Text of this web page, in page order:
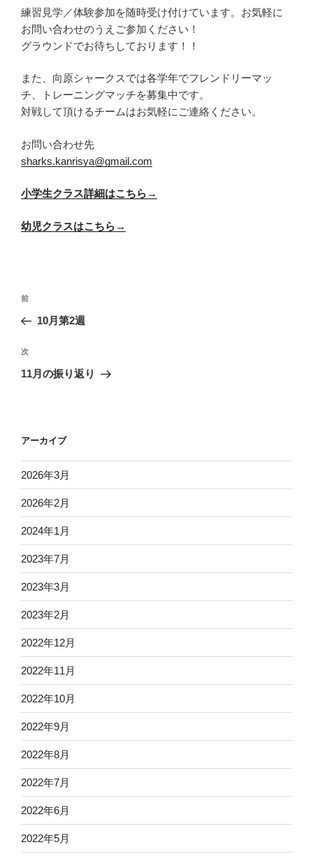
練習見学／体験参加を随時受け付けています。お気軽に
お問い合わせのうえご参加ください！
グラウンドでお待ちしております！！
また、向原シャークスでは各学年でフレンドリーマッ
チ、トレーニングマッチを募集中です。
対戦して頂けるチームはお気軽にご連絡ください。
お問い合わせ先
sharks.kanrisya@gmail.com
小学生クラス詳細はこちら→
幼児クラスはこちら→
投
ナ
ビ
ゲ
ン
前
の
稿
前
10月第2週
次
の
次
11月の振り返り
アーカイブ
2026年3月
2026年2月
2024年1月
2023年7月
2023年3月
2023年2月
2022年12月
2022年11月
2022年10月
2022年9月
2022年8月
2022年7月
2022年6月
2022年5月